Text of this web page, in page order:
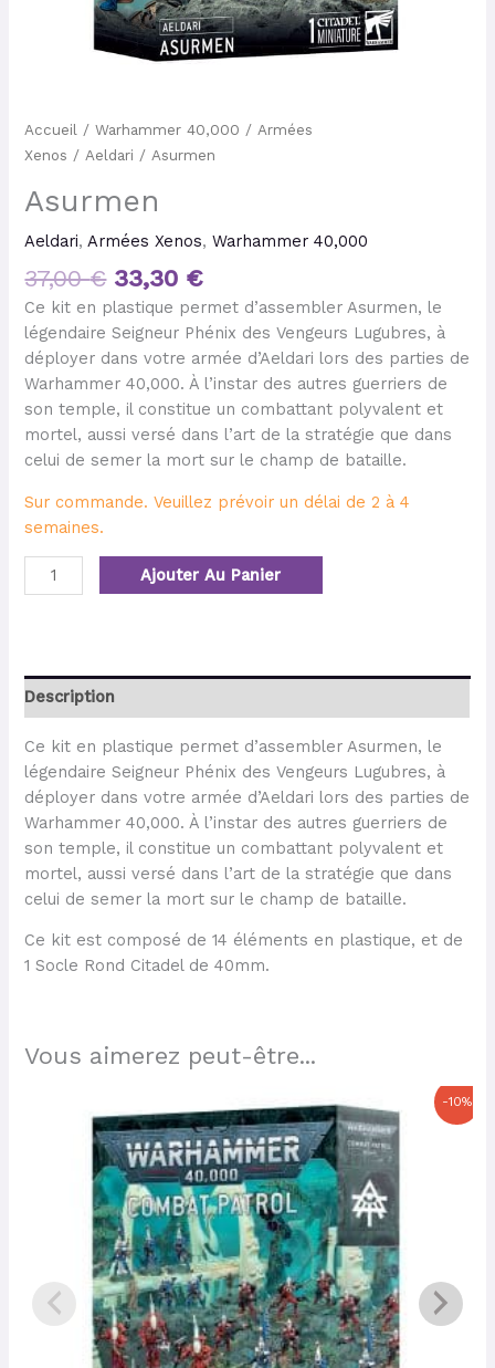
Accueil /Warhammer 40,000 /Armées
Xenos /Aeldari / Asurmen
Asurmen
Aeldari,Armées Xenos,Warhammer 40,000
37,00€ 33,30 €
Ce kit en plastique permet d’assembler Asurmen, le
légendaire Seigneur Phénix des Vengeurs Lugubres, à
déployer dans votre armée d’Aeldari lors des parties de
Warhammer 40,000. À l’instar des autres guerriers de
son temple, il constitue un combattant polyvalent et
mortel, aussi versé dans l’art de la stratégie que dans
celui de semer la mort sur le champ de bataille.
Sur commande. Veuillez prévoir un délai de 2 à 4
semaines.
Ajouter Au Panier
Description
Ce kit en plastique permet d’assembler Asurmen, le
légendaire Seigneur Phénix des Vengeurs Lugubres, à
déployer dans votre armée d’Aeldari lors des parties de
Warhammer 40,000. À l’instar des autres guerriers de
son temple, il constitue un combattant polyvalent et
mortel, aussi versé dans l’art de la stratégie que dans
celui de semer la mort sur le champ de bataille.
Ce kit est composé de 14 éléments en plastique, et de
1 Socle Rond Citadel de 40mm.
Vous aimerez peut-être...
-10%
prix
initial
était :
135,00 €.
prix
actuel
est :
121,50 €.